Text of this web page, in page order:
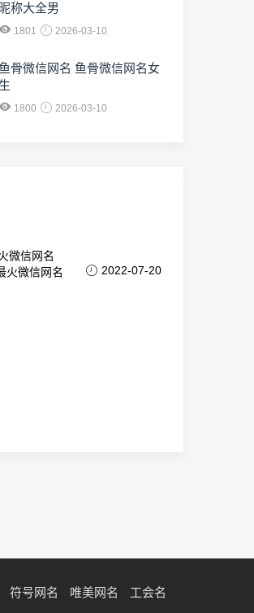
昵称大全男
1801 2026-03-10
鱼骨微信网名 鱼骨微信网名女
生
1800 2026-03-10
火微信网名 2022-07-20
符号网名 唯美网名
工会名